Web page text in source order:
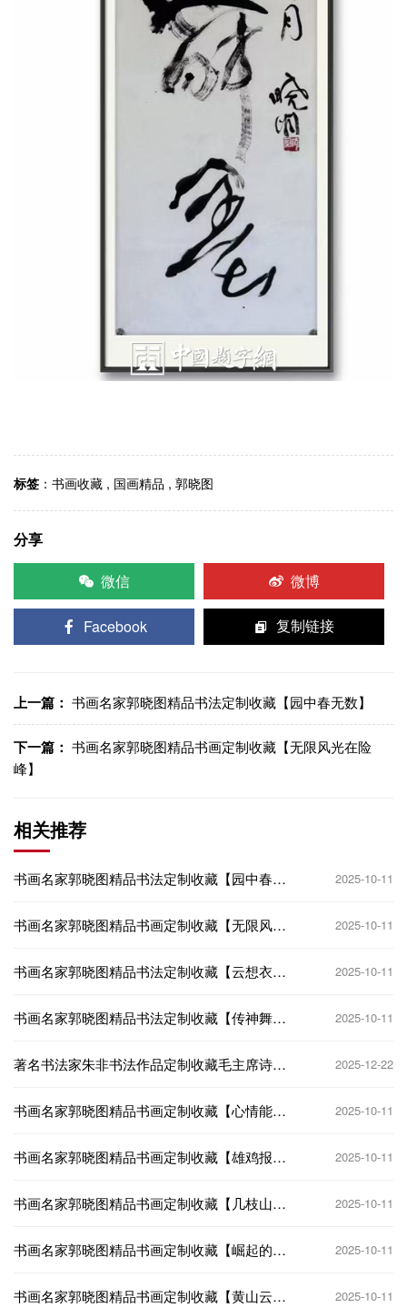
标签 ： 书画收藏 , 国画精品 , 郭晓图
分享
微信
微博
Facebook 复制链接
上一篇： 书画名家郭晓图精品书法定制收藏【园中春无数】
下一篇： 书画名家郭晓图精品书画定制收藏【无限风光在险
峰】
相关推荐
书画名家郭晓图精品书法定制收藏【园中春无
2025-10-11
书画名家郭晓图精品书画定制收藏【无限风光
2025-10-11
书画名家郭晓图精品书法定制收藏【云想衣裳
2025-10-11
书画名家郭晓图精品书法定制收藏【传神舞
2025-10-11
著名书法家朱非书法作品定制收藏毛主席诗词
2025-12-22
书画名家郭晓图精品书画定制收藏【心情能照
2025-10-11
书画名家郭晓图精品书画定制收藏【雄鸡报
2025-10-11
书画名家郭晓图精品书画定制收藏【几枝山花
2025-10-11
书画名家郭晓图精品书画定制收藏【崛起的世
2025-10-11
书画名家郭晓图精品书画定制收藏【黄山云
2025-10-11